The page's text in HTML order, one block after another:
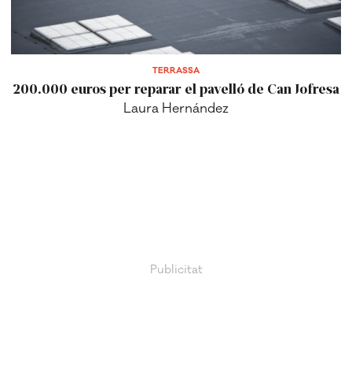
TERRASSA
200.000 euros per reparar el pavelló de Can Jofresa
Laura Hernández